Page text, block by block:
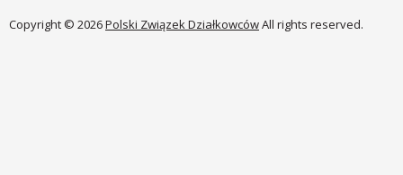
Copyright © 2026Polski Związek DziałkowcówAll rights reserved.